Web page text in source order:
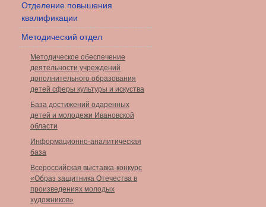
Отделение повышения
квалификации
Методический отдел
Методическое обеспечение
деятельности учреждений
дополнительного образования
детей сферы культуры и искуства
База достижений одаренных
детей и молодежи Ивановской
области
Информационно-аналитическая
база
Всероссийская выставка-конкурс
«Образ защитника Отечества в
произведениях молодых
художников»